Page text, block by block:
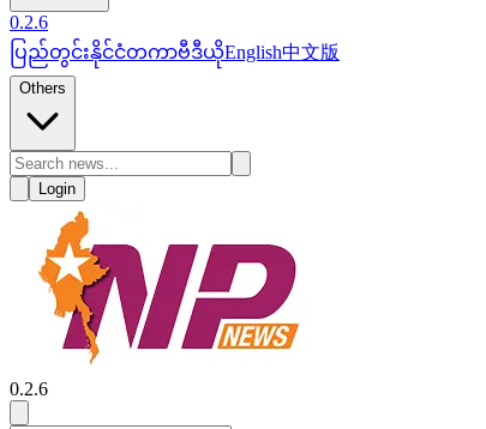
0.2.6
ပြည်တွင်းနိုင်ငံတကာဗီဒီယိုEnglish中文版
Others
Login
0.2.6